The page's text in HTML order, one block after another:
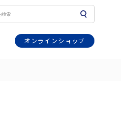
オンラインショップ